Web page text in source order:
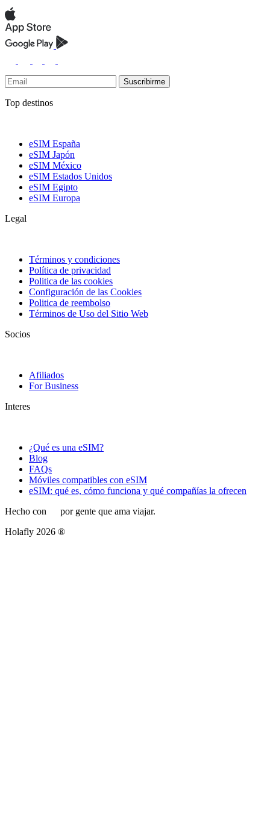
Suscribirme
Top destinos
eSIM España
eSIM Japón
eSIM México
eSIM Estados Unidos
eSIM Egipto
eSIM Europa
Legal
Términos y condiciones
Política de privacidad
Politica de las cookies
Configuración de las Cookies
Politica de reembolso
Términos de Uso del Sitio Web
Socios
Afiliados
For Business
Interes
¿Qué es una eSIM?
Blog
FAQs
Móviles compatibles con eSIM
eSIM: qué es, cómo funciona y qué compañías la ofrecen
Hecho con
por gente que ama viajar.
Holafly 2026 ®